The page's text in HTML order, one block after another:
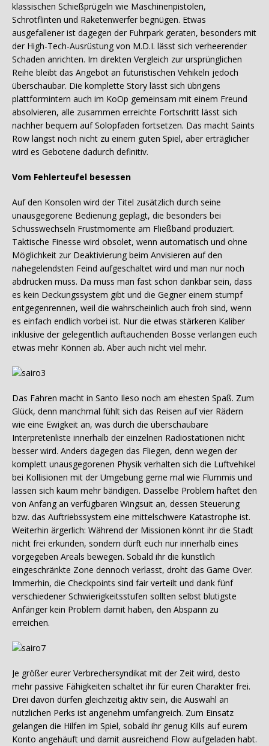
klassischen Schießprügeln wie Maschinenpistolen,
Schrotflinten und Raketenwerfer begnügen. Etwas
ausgefallener ist dagegen der Fuhrpark geraten, besonders mit
der High-Tech-Ausrüstung von M.D.I. lässt sich verheerender
Schaden anrichten. Im direkten Vergleich zur ursprünglichen
Reihe bleibt das Angebot an futuristischen Vehikeln jedoch
überschaubar. Die komplette Story lässt sich übrigens
plattformintern auch im KoOp gemeinsam mit einem Freund
absolvieren, alle zusammen erreichte Fortschritt lässt sich
nachher bequem auf Solopfaden fortsetzen. Das macht Saints
Row längst noch nicht zu einem guten Spiel, aber erträglicher
wird es Gebotene dadurch definitiv.
Vom Fehlerteufel besessen
Auf den Konsolen wird der Titel zusätzlich durch seine
unausgegorene Bedienung geplagt, die besonders bei
Schusswechseln Frustmomente am Fließband produziert.
Taktische Finesse wird obsolet, wenn automatisch und ohne
Möglichkeit zur Deaktivierung beim Anvisieren auf den
nahegelendsten Feind aufgeschaltet wird und man nur noch
abdrücken muss. Da muss man fast schon dankbar sein, dass
es kein Deckungssystem gibt und die Gegner einem stumpf
entgegenrennen, weil die wahrscheinlich auch froh sind, wenn
es einfach endlich vorbei ist. Nur die etwas stärkeren Kaliber
inklusive der gelegentlich auftauchenden Bosse verlangen euch
etwas mehr Können ab. Aber auch nicht viel mehr.
Das Fahren macht in Santo Ileso noch am ehesten Spaß. Zum
Glück, denn manchmal fühlt sich das Reisen auf vier Rädern
wie eine Ewigkeit an, was durch die überschaubare
Interpretenliste innerhalb der einzelnen Radiostationen nicht
besser wird. Anders dagegen das Fliegen, denn wegen der
komplett unausgegorenen Physik verhalten sich die Luftvehikel
bei Kollisionen mit der Umgebung gerne mal wie Flummis und
lassen sich kaum mehr bändigen. Dasselbe Problem haftet den
von Anfang an verfügbaren Wingsuit an, dessen Steuerung
bzw. das Auftriebssystem eine mittelschwere Katastrophe ist.
Weiterhin ärgerlich: Während der Missionen könnt ihr die Stadt
nicht frei erkunden, sondern dürft euch nur innerhalb eines
vorgegeben Areals bewegen. Sobald ihr die künstlich
eingeschränkte Zone dennoch verlasst, droht das Game Over.
Immerhin, die Checkpoints sind fair verteilt und dank fünf
verschiedener Schwierigkeitsstufen sollten selbst blutigste
Anfänger kein Problem damit haben, den Abspann zu
erreichen.
Je größer eurer Verbrechersyndikat mit der Zeit wird, desto
mehr passive Fähigkeiten schaltet ihr für euren Charakter frei.
Drei davon dürfen gleichzeitig aktiv sein, die Auswahl an
nützlichen Perks ist angenehm umfangreich. Zum Einsatz
gelangen die Hilfen im Spiel, sobald ihr genug Kills auf eurem
Konto angehäuft und damit ausreichend Flow aufgeladen habt.